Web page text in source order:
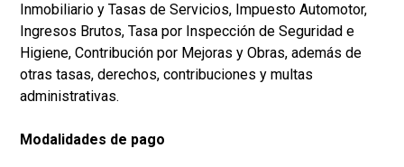
Inmobiliario y Tasas de Servicios, Impuesto Automotor,
Ingresos Brutos, Tasa por Inspección de Seguridad e
Higiene, Contribución por Mejoras y Obras, además de
otras tasas, derechos, contribuciones y multas
administrativas.
Modalidades de pago